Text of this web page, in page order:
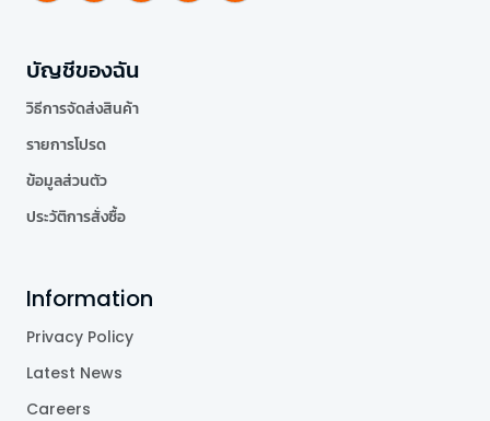
บัญชีของฉัน
วิธีการจัดส่งสินค้า
รายการโปรด
ข้อมูลส่วนตัว
ประวัติการสั่งซื้อ
Information
Privacy Policy
Latest News
Careers